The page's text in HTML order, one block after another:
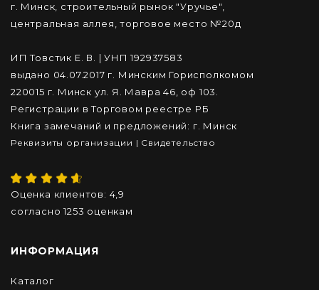
г. Минск, строительный рынок "Уручье",
центральная аллея, торговое место №20д
ИП Товстик Е. В. | УНП 192937583
выдано 04.07.2017 г. Минским Горисполкомом
220015 г. Минск ул. Я. Мавра 46, оф 103.
Регистрации в Торговом реестре РБ
Книга замечаний и предложений: г. Минск
Реквизиты организации | Cвидетельство
Оценка клиентов: 4,9
согласно1253 оценкам
ИНФОРМАЦИЯ
Каталог